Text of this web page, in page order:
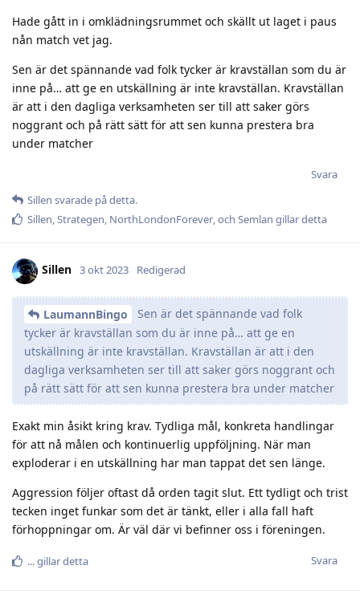
Hade gått in i omklädningsrummet och skällt ut laget i paus
nån match vet jag.
Sen är det spännande vad folk tycker är kravställan som du är
inne på… att ge en utskällning är inte kravställan. Kravställan
är att i den dagliga verksamheten ser till att saker görs
noggrant och på rätt sätt för att sen kunna prestera bra
under matcher
Svara
Sillen svarade på detta.
Sillen,Strategen, NorthLondonForever, och Semlan gillar detta
Sillen 3 okt 2023 Redigerad
LaumannBingo
Sen är det spännande vad folk
tycker är kravställan som du är inne på… att ge en
utskällning är inte kravställan. Kravställan är att i den
dagliga verksamheten ser till att saker görs noggrant och
på rätt sätt för att sen kunna prestera bra under matcher
Exakt min åsikt kring krav. Tydliga mål, konkreta handlingar
för att nå målen och kontinuerlig uppföljning. När man
exploderar i en utskällning har man tappat det sen länge.
Aggression följer oftast då orden tagit slut. Ett tydligt och trist
tecken inget funkar som det är tänkt, eller i alla fall haft
förhoppningar om. Är väl där vi befinner oss i föreningen.
Svara
.​.​.​gillar detta